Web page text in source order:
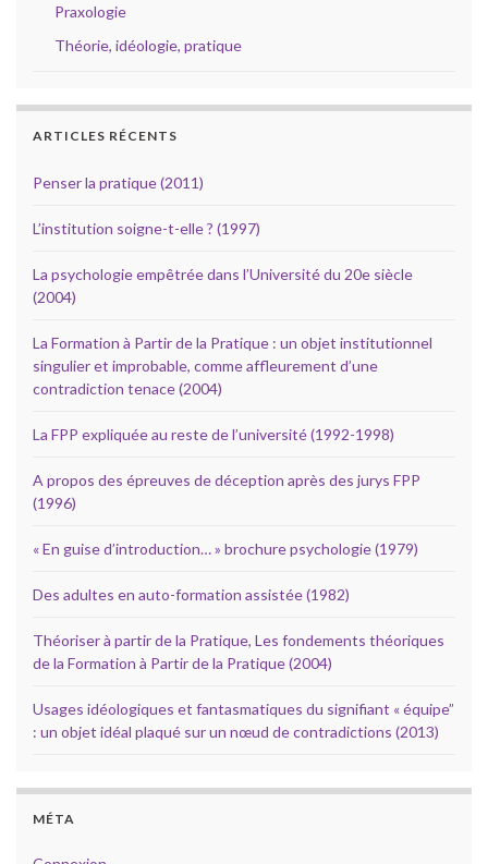
Praxologie
Théorie, idéologie, pratique
ARTICLES RÉCENTS
Penser la pratique (2011)
L’institution soigne-t-elle ? (1997)
La psychologie empêtrée dans l’Université du 20e siècle
(2004)
La Formation à Partir de la Pratique : un objet institutionnel
singulier et improbable, comme affleurement d’une
contradiction tenace (2004)
La FPP expliquée au reste de l’université (1992-1998)
A propos des épreuves de déception après des jurys FPP
(1996)
« En guise d’introduction… » brochure psychologie (1979)
Des adultes en auto-formation assistée (1982)
Théoriser à partir de la Pratique, Les fondements théoriques
de la Formation à Partir de la Pratique (2004)
Usages idéologiques et fantasmatiques du signifiant « équipe”
: un objet idéal plaqué sur un nœud de contradictions (2013)
MÉTA